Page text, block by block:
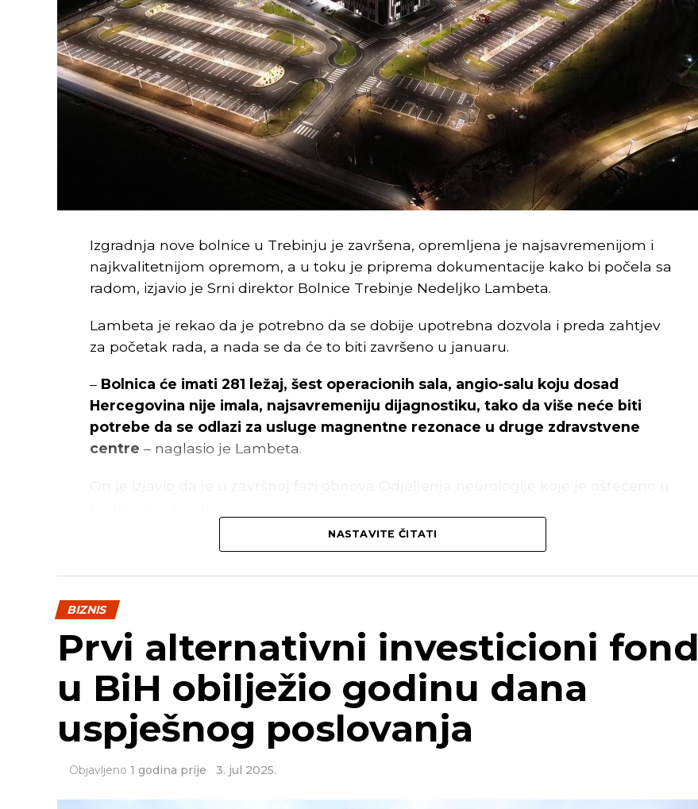
Izgradnja nove bolnice u Trebinju je završena, opremljena je najsavremenijom i
najkvalitetnijom opremom, a u toku je priprema dokumentacije kako bi počela sa
radom, izjavio je Srni direktor Bolnice Trebinje Nedeljko Lambeta.
Lambeta je rekao da je potrebno da se dobije upotrebna dozvola i preda zahtjev
za početak rada, a nada se da će to biti završeno u januaru.
– Bolnica će imati 281 ležaj, šest operacionih sala, angio-salu koju dosad
Hercegovina nije imala, najsavremeniju dijagnostiku, tako da više neće biti
potrebe da se odlazi za usluge magnentne rezonace u druge zdravstvene
centre – naglasio je Lambeta.
–Očekujem da će se u toku ove sedmice kompletno osoblje i pacijenti vratiti
na Odjeljenje neurologije
NASTAVITE ČITATI
BIZNIS
Prvi alternativni investicioni fond
u BiH obilježio godinu dana
uspješnog poslovanja
Objavljeno 1 godina prije 3. jul 2025.